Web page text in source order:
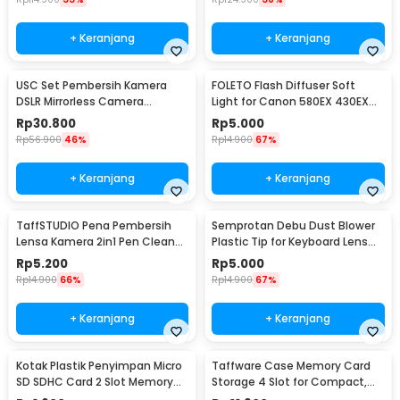
Kelengkapan Produk
Rincian yang Anda dapatkan untuk pembelian produk ini:
1 x NITECORE Blower Elektrik Pembersih Kamera Rechargeable
1 x Tutup
1 x Panduan Penggunaan
+ Keranjang + Keranjang
USC Set Pembersih Kamera
DSLR Mirrorless Camera
Cleaning Kit - W346
Rp30.800
Rp56.900 46%
+ Keranjang
FOLETO Flash Diffuser Soft
Light for Canon 580EX 430EX
Nikon SB-800
Rp5.000
Rp14.900 67%
+ Keranjang
TaffSTUDIO Pena Pembersih
Lensa Kamera 2in1 Pen Cleaner
for Camera - LP-1
Rp5.200
Rp14.900 66%
+ Keranjang
Semprotan Debu Dust Blower
Plastic Tip for Keyboard Lens
Camera Watch - 1154
Rp5.000
Rp14.900 67%
+ Keranjang
Kotak Plastik Penyimpan Micro
SD SDHC Card 2 Slot Memory
Taffware Case Memory Card
Storage 4 Slot for Compact,